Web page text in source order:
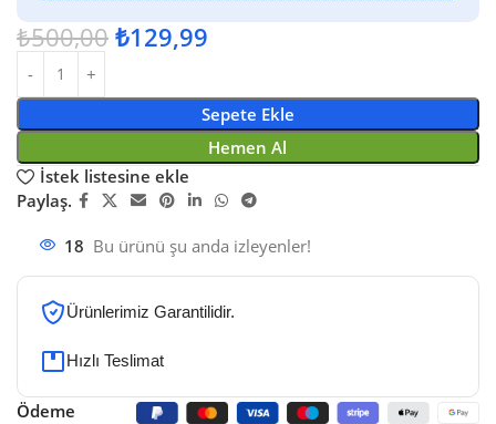
₺500,00 ₺129,99
Sepete Ekle
Hemen Al
İstek listesine ekle
Paylaş.
18 Bu ürünü şu anda izleyenler!
Ürünlerimiz Garantilidir.
Hızlı Teslimat
Ödeme